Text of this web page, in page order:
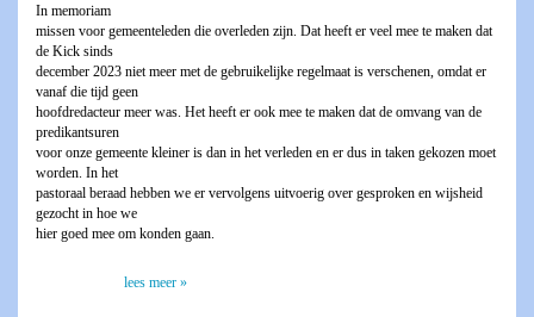
In memoriam
missen voor gemeenteleden die overleden zijn. Dat heeft er veel mee te maken dat
de Kick sinds
december 2023 niet meer met de gebruikelijke regelmaat is verschenen, omdat er
vanaf die tijd geen
hoofdredacteur meer was. Het heeft er ook mee te maken dat de omvang van de
predikantsuren
voor onze gemeente kleiner is dan in het verleden en er dus in taken gekozen moet
worden. In het
pastoraal beraad hebben we er vervolgens uitvoerig over gesproken en wijsheid
gezocht in hoe we
hier goed mee om konden gaan.
lees meer »